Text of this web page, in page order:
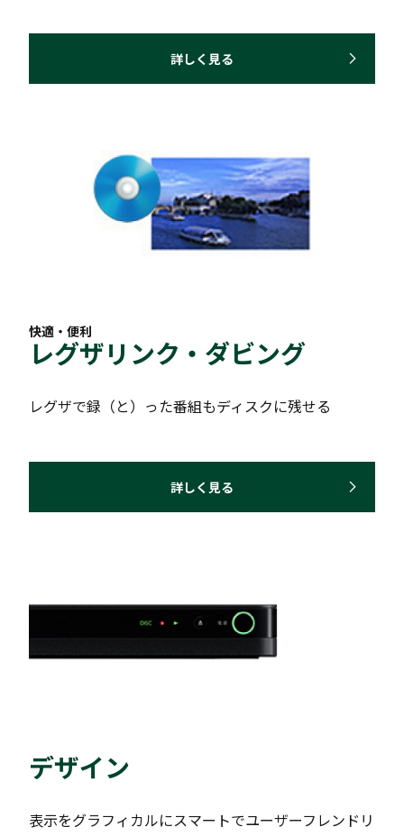
詳しく見る
快適・便利
レグザリンク・ダビング
レグザで録（と）った番組もディスクに残せる
詳しく見る
デザイン
表示をグラフィカルにスマートでユーザーフレンドリ